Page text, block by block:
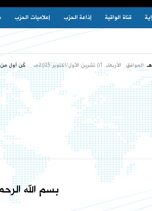
قناة الواقية إذاعة الحزب إعلاميات الحزب
الموافق الأربعاء, 01 تشرين الأول/أكتوبر 2025مـ كٌن أول من
بسم الله